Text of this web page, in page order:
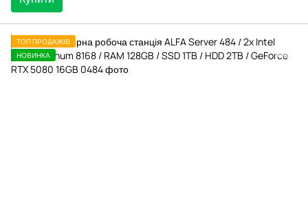
ТОП ПРОДАЖІВ
НОВИНКА